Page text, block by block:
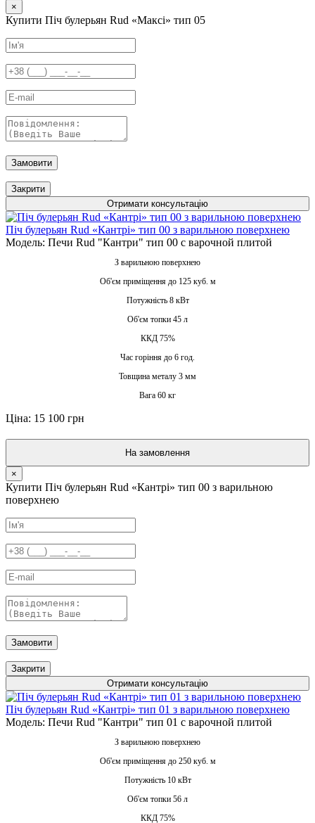
×
Купити Піч булерьян Rud «Максі» тип 05
Замовити
Закрити
Отримати консультацію
Піч булерьян Rud «Кантрі» тип 00 з варильною поверхнею
Модель: Печи Rud "Кантри" тип 00 с варочной плитой
З варильною поверхнею
Об'єм приміщення до 125 куб. м
Потужність 8 кВт
Об'єм топки 45 л
ККД 75%
Час горіння до 6 год.
Товщина металу 3 мм
Вага 60 кг
Ціна: 15 100 грн
На замовлення
×
Купити Піч булерьян Rud «Кантрі» тип 00 з варильною
поверхнею
Замовити
Закрити
Отримати консультацію
Піч булерьян Rud «Кантрі» тип 01 з варильною поверхнею
Модель: Печи Rud "Кантри" тип 01 с варочной плитой
З варильною поверхнею
Об'єм приміщення до 250 куб. м
Потужність 10 кВт
Об'єм топки 56 л
ККД 75%